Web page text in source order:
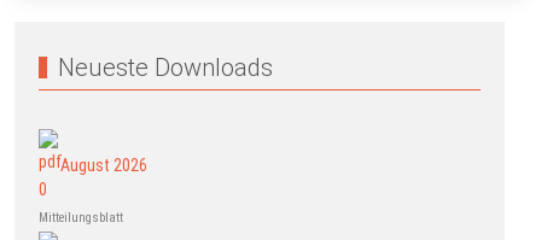
Neueste Downloads
August 2026
Mitteilungsblatt